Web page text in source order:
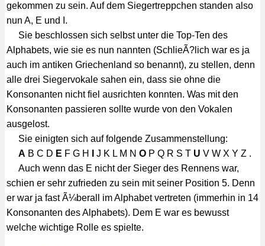
gekommen zu sein. Auf dem Siegertreppchen standen also
nun A, E und I.
Sie beschlossen sich selbst unter die Top-Ten des
Alphabets, wie sie es nun nannten (SchlieÃ?lich war es ja
auch im antiken Griechenland so benannt), zu stellen, denn
alle drei Siegervokale sahen ein, dass sie ohne die
Konsonanten nicht fiel ausrichten konnten. Was mit den
Konsonanten passieren sollte wurde von den Vokalen
ausgelost.
Sie einigten sich auf folgende Zusammenstellung:
A B C D E F G H J K L M N O P Q R S T U V W X Y Z .
Auch wenn das E nicht der Sieger des Rennens war,
schien er sehr zufrieden zu sein mit seiner Position 5. Denn
er war ja fast Ã¼berall im Alphabet vertreten (immerhin in 14
Konsonanten des Alphabets). Dem E war es bewusst
welche wichtige Rolle es spielte.